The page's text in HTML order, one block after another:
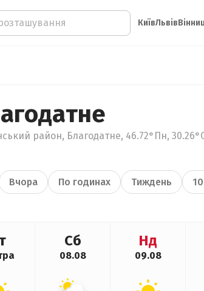
КиївЛьвів
район, Благодатне, 46.72°Пн,
Вчора По годинах Тиждень
Сб
08.08
Нд
09.08